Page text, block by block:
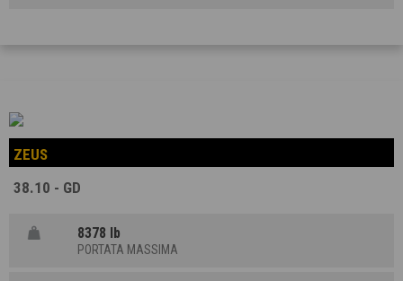
ZEUS
38.10 - GD
8378 lb
PORTATA MASSIMA